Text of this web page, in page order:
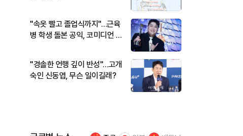
"속옷 빨고 졸업식까지"…근육
병 학생 돌본 공익, 코미디언 김
"경솔한 언행 깊이 반성"…고개
숙인 신동엽, 무슨 일이길래?